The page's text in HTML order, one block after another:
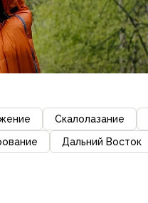
Скалолазание
Дальний Восток